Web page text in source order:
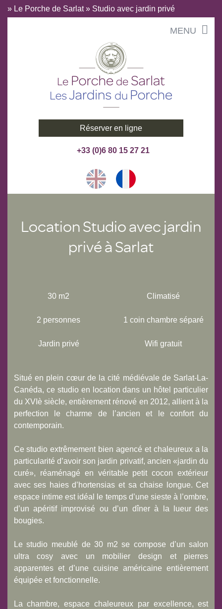
» Le Porche de Sarlat» Studio avec jardin privé
MENU
Réserver en ligne
+33 (0)6 80 15 27 21
Location Studio avec jardin
privé à Sarlat
30 m2 Climatisé
2 personnes 1 coin chambre séparé
Jardin privé Wifi gratuit
Situé en plein cœur de la cité médiévale de Sarlat-La-
Canéda, ce studio en location dans un hôtel particulier
du XVIè siècle, entièrement rénové en 2012, allient à la
perfection le charme de l’ancien et le confort du
contemporain.
Ce studio extrêmement bien agencé et chaleureux a la
particularité d’avoir son jardin privatif, ancien «jardin du
curé», réaménagé en véritable petit cocon extérieur
avec ses haies d’hortensias et sa chaise longue. Cet
espace intime est idéal le temps d’une sieste à l’ombre,
d’un apéritif improvisé ou d’un dîner à la lueur des
bougies.
Le studio meublé de 30 m2 se compose d’un salon
ultra cosy avec un mobilier design et pierres
apparentes et d’une cuisine américaine entièrement
équipée et fonctionnelle.
La chambre, espace chaleureux par excellence, est